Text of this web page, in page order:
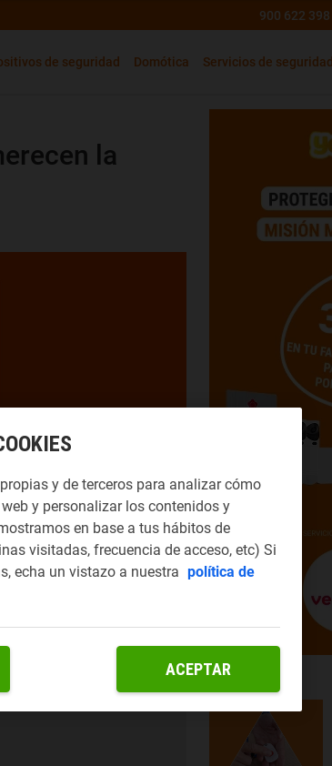
900 622 398
de seguridad Domótica Servicios de seguridad
la
y de terceros para analizar cómo
y personalizar los contenidos y
en base a tus hábitos de
visitadas, frecuencia de acceso, etc) Si
echa un vistazo a nuestra política de
ACEPTAR